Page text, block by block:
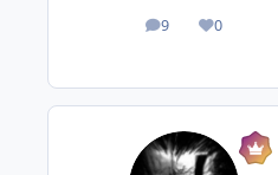
9
посты 0
Репутация